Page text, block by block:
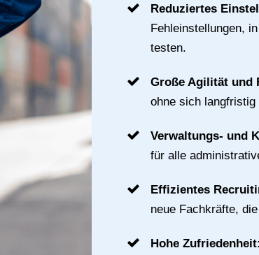
Reduziertes
Fehleinstellungen,
testen.
Große Agilität und
ohne sich
Verwaltungs- und
für alle
Effizientes
neue Fachkräfte,
Hohe Zufriedenheit: